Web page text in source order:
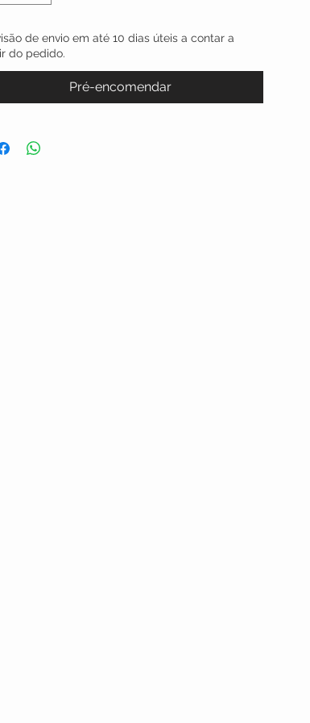
de envio em até 10 dias úteis a contar a
do pedido.
Pré-encomendar